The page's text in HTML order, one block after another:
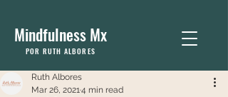
Mindfulness Mx
POR RUTH ALBORES
Ruth Albores
Mar 26, 20214 min read